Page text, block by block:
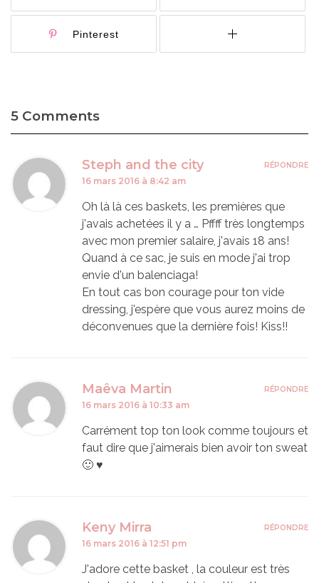
Pinterest
5 Comments
Steph and the city
16 mars 2016 à 8:42 am
Oh là là ces baskets, les premières que
j'avais achetées il y a … Pffff très longtemps
avec mon premier salaire, j'avais 18 ans!
Quand à ce sac, je suis en mode j'ai trop
envie d'un balenciaga!
En tout cas bon courage pour ton vide
dressing, j'espère que vous aurez moins de
déconvenues que la dernière fois! Kiss!!
RÉPONDRE
Maêva Martin
16 mars 2016 à 10:33 am
Carrément top ton look comme toujours et
faut dire que j'aimerais bien avoir ton sweat
🙂 ♥
RÉPONDRE
Keny Mirra
16 mars 2016 à 12:51 pm
J'adore cette basket , la couleur est très
RÉPONDRE